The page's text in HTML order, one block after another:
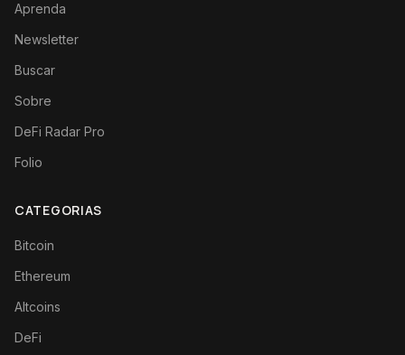
Aprenda
Newsletter
Buscar
Sobre
DeFi Radar Pro
Folio
CATEGORIAS
Bitcoin
Ethereum
Altcoins
DeFi